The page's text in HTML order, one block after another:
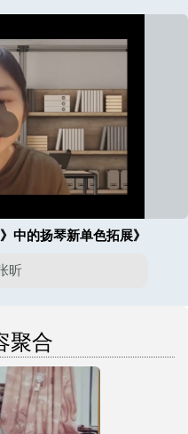
中的扬琴新单色拓展》
昕
聚合